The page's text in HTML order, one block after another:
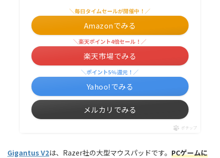
＼毎日タイムセールが開催中！／
Amazonでみる
＼楽天ポイント4倍セール！／
楽天市場でみる
＼ポイント5%還元！／
Yahoo!でみる
メルカリでみる
ポチップ
Gigantus V2は、Razer社の大型マウスパッドです。 PCゲームに